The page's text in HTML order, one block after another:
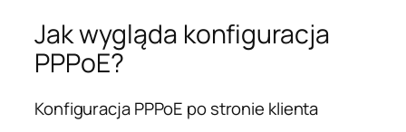
Jak wygląda konfiguracja
PPPoE?
Konfiguracja PPPoE po stronie klienta